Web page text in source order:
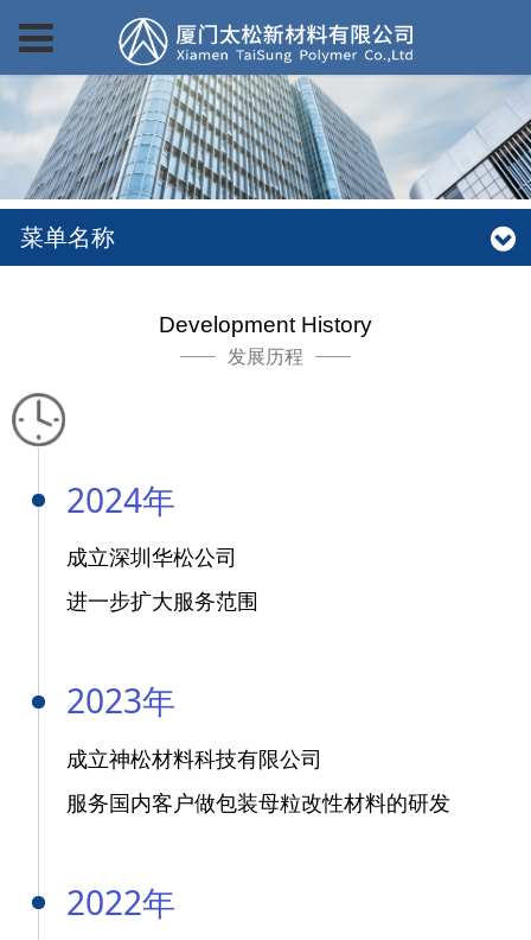
菜单名称
Development History
发展历程
2024年
成立深圳华松公司
进一步扩大服务范围
2023年
成立神松材料科技有限公司
服务国内客户做包装母粒改性材料的研发
2022年